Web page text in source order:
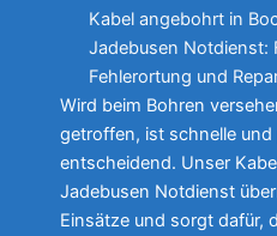
Kabel angebohrt in
Jadebusen Notdienst:
Fehlerortung und
Wird beim Bohren
getroffen, ist schnelle und
entscheidend. Unser
Jadebusen Notdienst
Einsätze und sorgt dafür,